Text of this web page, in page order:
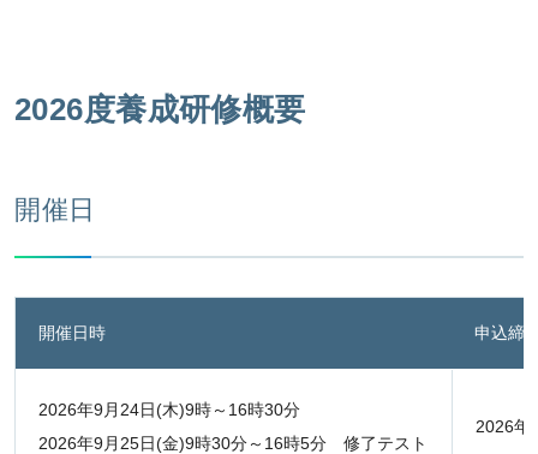
2026度養成研修概要
開催日
開催日時 申込締
2026年9月24日(木)9時～16時30分
2026年9月25日(金)9時30分～16時5分 修了テスト
2026年